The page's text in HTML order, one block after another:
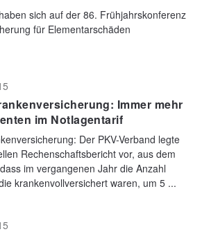
sich auf der 86. Frühjahrskonferenz
für Elementarschäden
Immer mehr
im Notlagentarif
Der PKV-Verband legte
Rechenschaftsbericht vor, aus dem
im vergangenen Jahr die Anzahl
krankenvollversichert waren, um 5 ...